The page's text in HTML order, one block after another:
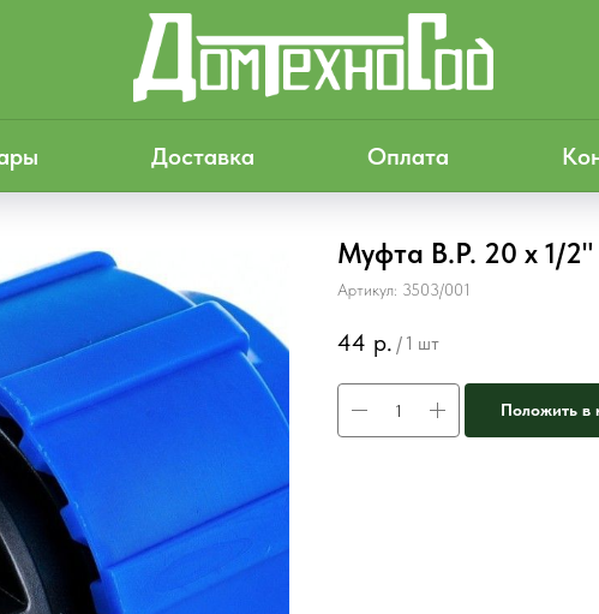
Доставка Оплата
Муфта В.Р. 20 х 1/
Артикул: 3503/001
44 р. / 1 шт
Положить в